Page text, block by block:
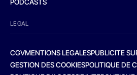
PODCASTS
LEGAL
CGVMENTIONS LEGALESPUBLICITE
GESTION DES COOKIESPOLITIQUE DE